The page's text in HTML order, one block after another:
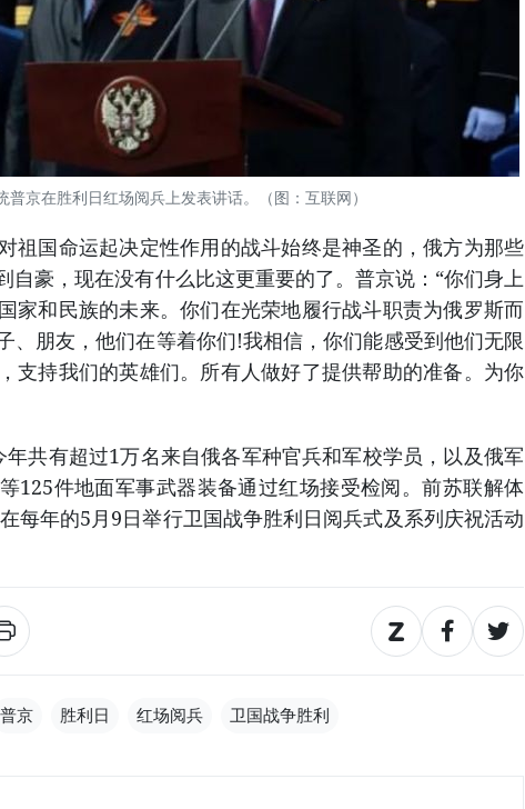
普京在胜利日红场阅兵上发表讲话。（图：互联网）
国命运起决定性作用的战斗始终是神圣的，俄方为那些
自豪，现在没有什么比这更重要的了。普京说：“你们身上
家和民族的未来。你们在光荣地履行战斗职责为俄罗斯而
、朋友，他们在等着你们!我相信，你们能感受到他们无限
支持我们的英雄们。所有人做好了提供帮助的准备。为你
有超过1万名来自俄各军种官兵和军校学员，以及俄军
125件地面军事武器装备通过红场接受检阅。前苏联解体
每年的5月9日举行卫国战争胜利日阅兵式及系列庆祝活动
普京 胜利日 红场阅兵 卫国战争胜利